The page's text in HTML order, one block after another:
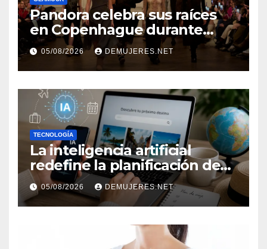
Pandora celebra sus raíces
en Copenhague durante
Copenhagen Fashion Week a
través de alianzas creativas
05/08/2026 DEMUJERES.NET
TECNOLOGÍA
La inteligencia artificial
redefine la planificación de
viajes: Los huéspedes
centran sus decisiones y
expectativas enfocándose en
experiencias auténticas y
personalizadas
05/08/2026 DEMUJERES.NET